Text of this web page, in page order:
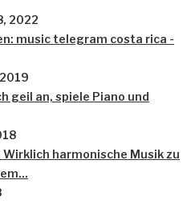
2022
music telegram costa rica -
geil an, spiele Piano und
harmonische Musik zu